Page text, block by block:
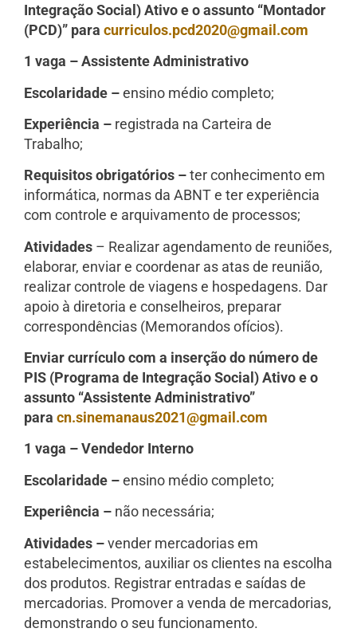
Integração Social) Ativo e o assunto “Montador
(PCD)” para curriculos.pcd2020@gmail.com
1 vaga – Assistente Administrativo
Escolaridade –ensino médio completo;
Experiência – registrada na Carteira de
Trabalho;
Requisitos obrigatórios –ter conhecimento em
informática, normas da ABNT e ter experiência
com controle e arquivamento de processos;
Atividades – Realizar agendamento de reuniões,
elaborar, enviar e coordenar as atas de reunião,
realizar controle de viagens e hospedagens. Dar
apoio à diretoria e conselheiros, preparar
correspondências (Memorandos ofícios).
Enviar currículo com a inserção do número de
PIS (Programa de Integração Social) Ativo e o
assunto “Assistente Administrativo”
para cn.sinemanaus2021@gmail.com
1 vaga – Vendedor Interno
Escolaridade –ensino médio completo;
Experiência – não necessária;
Atividades –vender mercadorias em
estabelecimentos, auxiliar os clientes na escolha
dos produtos. Registrar entradas e saídas de
mercadorias. Promover a venda de mercadorias,
demonstrando o seu funcionamento.